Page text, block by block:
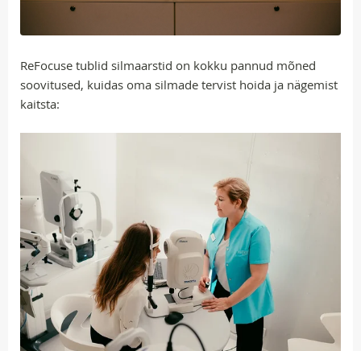
ReFocuse tublid silmaarstid on kokku pannud mõned
soovitused, kuidas oma silmade tervist hoida ja nägemist
kaitsta: